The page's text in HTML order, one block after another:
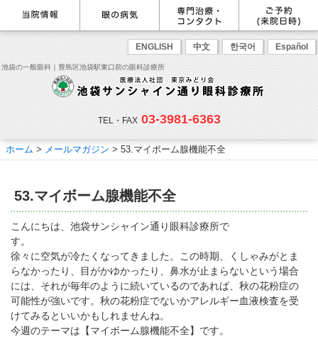
ENGLISH 中文 한국어 Español
池袋の一般眼科｜豊島区池袋駅東口前の眼科診療所
TEL・FAX 03-3981-6363
最新情報
感染症予防のための衛生環境整
備の取り組み
医師のご紹介
当院勤務医師のご紹介 ごあいさつ
院内の様子・設備
院内の様子 検査･治療･手術機器
診療のご案内・アクセス
アクセス
当院へお越しになる方へのお願
い
診察の流れ
リンク
よくある質問
診療報酬に関する院内掲示
メールマガジン
リクルート
パンフレットのダウンロード
眼の病気を調べる
病名から探す
症状から探す
目の構造から探す
主な眼科疾患
緑内障 網膜疾患
眼精疲労
ドライアイ
ものもらい
花粉症
白内障
アレルギー性結膜炎
コンタクトレンズ診
学校近視について
点眼液・眼軟膏について
眼科専門治療・特設ページ
緑内障専門治療ページ
角膜疾患専門治療ページ
ドライアイ専門治療ページ
網膜・硝子体専門治療ページ
黄斑疾患専門治療ページ
ぶどう膜炎専門治療ページ
白内障専門治療ページ
花粉症専門ページ
眼形成診療ページ
コンタクトレンズ診療
抗VEGF抗体療法
ボツリヌス療法
東口眼科医院)
コンタクトレンズ診療
コンタクトレンズの種類と特徴
へ
初めてコンタクトレンズを使う
方へ
コンタクトレンズトラブル
WEB予約(来院日時の設定)
一般眼科診療を予約
コンタクトレンズ診療を予約
緑内障専門治療を予約
角膜専門治療を予約
ドライアイ専門治療を予約
網膜・硝子体専門治療を予約
白内障専門治療を予約
白内障手術公開講座を予約
黄斑専門治療を予約
予約をキャンセルする
ご予約
ホーム > メールマガジン > 53.マイボーム腺機能不全
53.マイボーム腺機能不全
こんにちは、池袋サンシャイン通り眼科診療所で
す。
徐々に空気が冷たくなってきました。この時期、くしゃみがとま
らなかったり、目がかゆかったり、鼻水が止まらないという場合
には、それが毎年のように続いているのであれば、秋の花粉症の
可能性が強いです。秋の花粉症でないかアレルギー血液検査を受
けてみるといいかもしれませんね。
今週のテーマは【マイボーム腺機能不全】です。